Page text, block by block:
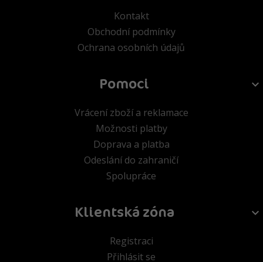
Kontakt
Obchodní podmínky
Ochrana osobních údajů
Pomoci
Vrácení zboží a reklamace
Možnosti platby
Doprava a platba
Odeslání do zahraničí
Spolupráce
Klientská zóna
Registraci
Přihlásit se